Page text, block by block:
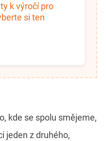
k výročí pro
si ten
kde se spolu smějeme,
jeden z druhého,